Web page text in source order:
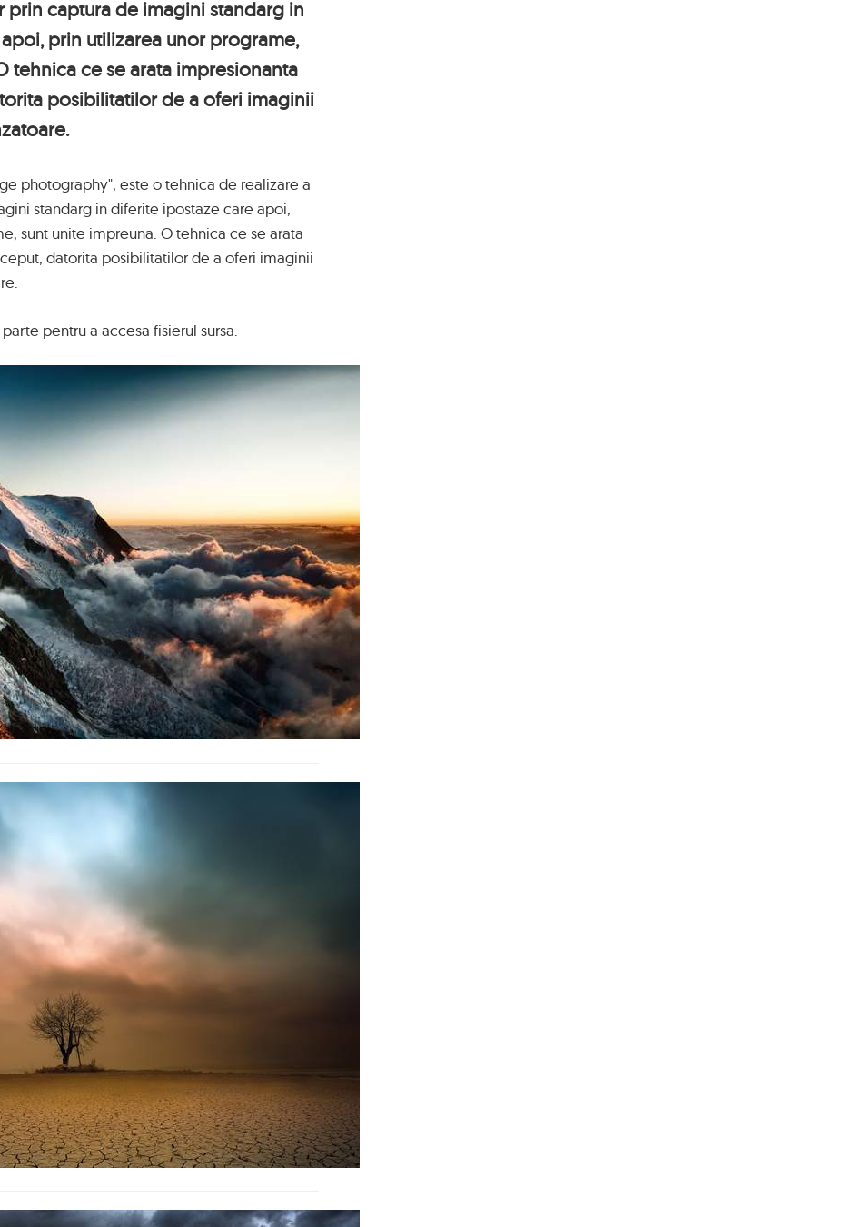
prin captura de imagini standarg in
prin utilizarea unor programe,
tehnica ce se arata impresionanta
posibilitatilor de a oferi imaginii
photography", este o tehnica de realizare a
standarg in diferite ipostaze care apoi,
sunt unite impreuna. O tehnica ce se arata
datorita posibilitatilor de a oferi imaginii
pentru a accesa fisierul sursa.